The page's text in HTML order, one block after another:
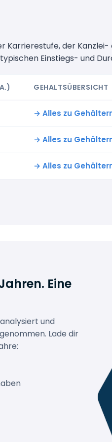
Karrierestufe, der
Einstiegs- und
GEHALTSÜBERSICHT
→ Alles zu
→ Alles zu
→ Alles zu
Eine
und
Lade dir